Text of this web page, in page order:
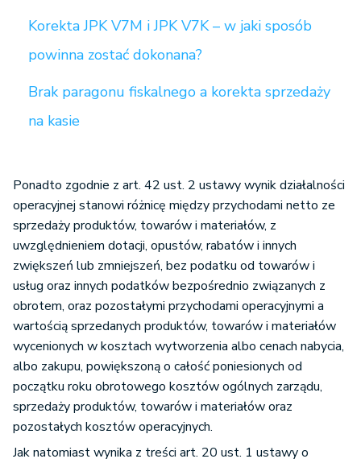
Korekta JPK V7M i JPK V7K – w jaki sposób
powinna zostać dokonana?
Brak paragonu fiskalnego a korekta sprzedaży
na kasie
Ponadto zgodnie z art. 42 ust. 2 ustawy wynik działalności
operacyjnej stanowi różnicę między przychodami netto ze
sprzedaży produktów, towarów i materiałów, z
uwzględnieniem dotacji, opustów, rabatów i innych
zwiększeń lub zmniejszeń, bez podatku od towarów i
usług oraz innych podatków bezpośrednio związanych z
obrotem, oraz pozostałymi przychodami operacyjnymi a
wartością sprzedanych produktów, towarów i materiałów
wycenionych w kosztach wytworzenia albo cenach nabycia,
albo zakupu, powiększoną o całość poniesionych od
początku roku obrotowego kosztów ogólnych zarządu,
sprzedaży produktów, towarów i materiałów oraz
pozostałych kosztów operacyjnych.
Jak natomiast wynika z treści art. 20 ust. 1 ustawy o